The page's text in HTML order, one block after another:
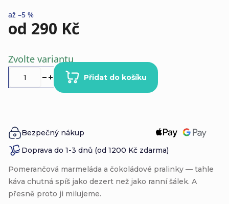
až –5 %
od 290 Kč
cena:
Zvolte variantu
Přidat do košíku
Pomerančová marmeláda a čokoládové pralinky — tahle
káva chutná spíš jako dezert než jako ranní šálek. A
přesně proto ji milujeme.
Bezpečný nákup
Doprava do 1-3 dnů (od 1200 Kč zdarma)